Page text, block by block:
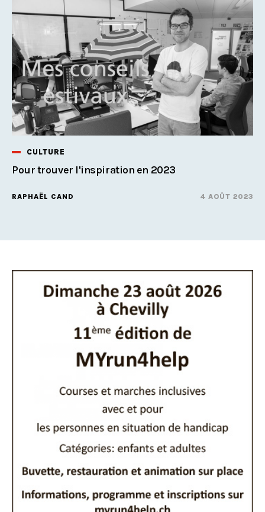
CULTURE
Pour trouver l'inspiration en 2023
RAPHAËL CAND 4 AOÛT 2023